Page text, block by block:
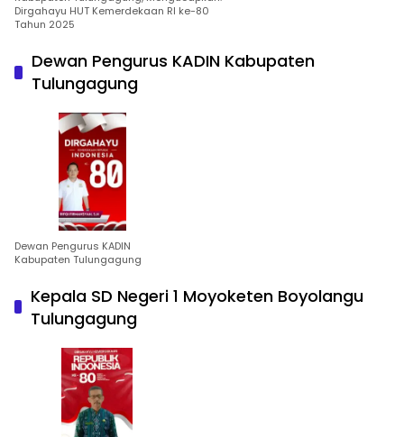
Dirgahayu HUT Kemerdekaan RI ke-80
Tahun 2025
Dewan Pengurus KADIN Kabupaten
Tulungagung
Dewan Pengurus KADIN
Kabupaten Tulungagung
Kepala SD Negeri 1 Moyoketen Boyolangu
Tulungagung